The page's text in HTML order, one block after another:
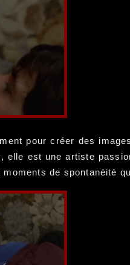
pour créer des
, elle est une artiste
de spontanéité